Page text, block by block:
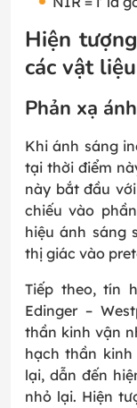
Hiện
các vật
Phản xạ
Khi ánh sáng
tại thời điểm
này bắt đầu
chiếu vào
hiệu ánh sáng
thị giác vào
Tiếp theo, tín
Edinger –
thần kinh vận
hạch thần
lại, dẫn đến
nhỏ lại. Hiện